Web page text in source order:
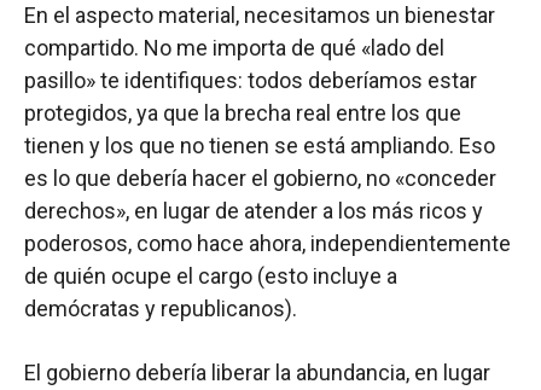
En el aspecto material, necesitamos un bienestar
compartido. No me importa de qué «lado del
pasillo» te identifiques: todos deberíamos estar
protegidos, ya que la brecha real entre los que
tienen y los que no tienen se está ampliando. Eso
es lo que debería hacer el gobierno, no «conceder
derechos», en lugar de atender a los más ricos y
poderosos, como hace ahora, independientemente
de quién ocupe el cargo (esto incluye a
demócratas y republicanos).
El gobierno debería liberar la abundancia, en lugar